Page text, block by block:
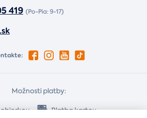
419 (Po-Pia: 9-17)
Možnosti platby:
Platba kartou